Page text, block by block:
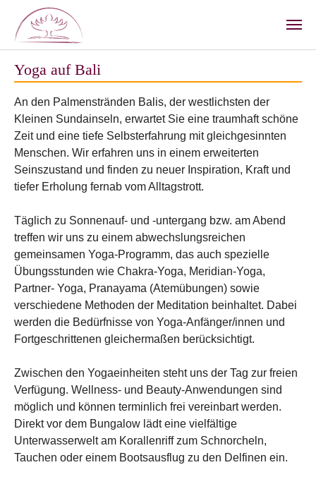
Yoga auf Bali
An den Palmenstränden Balis, der westlichsten der
Kleinen Sundainseln, erwartet Sie eine traumhaft schöne
Zeit und eine tiefe Selbsterfahrung mit gleichgesinnten
Menschen. Wir erfahren uns in einem erweiterten
Seinszustand und finden zu neuer Inspiration, Kraft und
tiefer Erholung fernab vom Alltagstrott.
Täglich zu Sonnenauf- und -untergang bzw. am Abend
treffen wir uns zu einem abwechslungsreichen
gemeinsamen Yoga-Programm, das auch spezielle
Übungsstunden wie Chakra-Yoga, Meridian-Yoga,
Partner- Yoga, Pranayama (Atemübungen) sowie
verschiedene Methoden der Meditation beinhaltet. Dabei
werden die Bedürfnisse von Yoga-Anfänger/innen und
Fortgeschrittenen gleichermaßen berücksichtigt.
Zwischen den Yogaeinheiten steht uns der Tag zur freien
Verfügung. Wellness- und Beauty-Anwendungen sind
möglich und können terminlich frei vereinbart werden.
Direkt vor dem Bungalow lädt eine vielfältige
Unterwasserwelt am Korallenriff zum Schnorcheln,
Tauchen oder einem Bootsausflug zu den Delfinen ein.